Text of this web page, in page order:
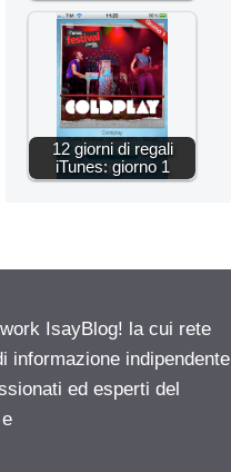
12 giorni di regali
iTunes: giorno 1
IsayBlog! la cui rete
informazione indipendente
ed esperti del